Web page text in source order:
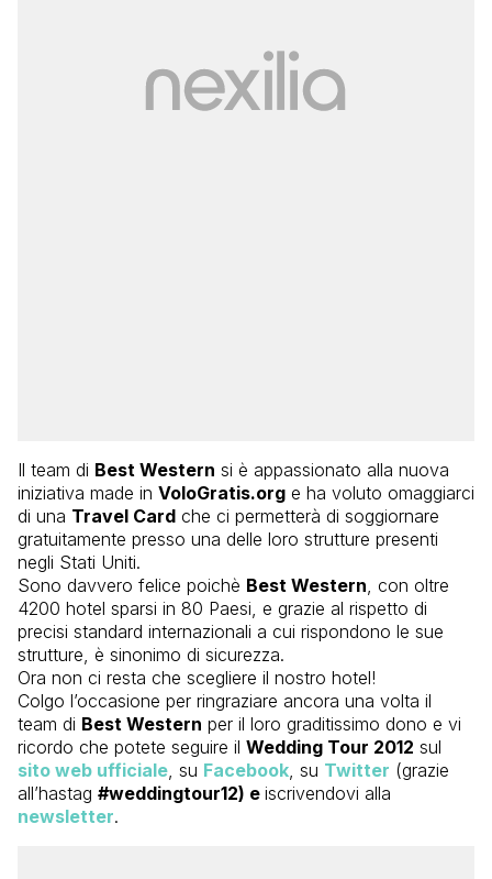
Il team di Best Western si è appassionato alla nuova
iniziativa made in VoloGratis.org e ha voluto omaggiarci
di una Travel Card che ci permetterà di soggiornare
gratuitamente presso una delle loro strutture presenti
negli Stati Uniti.
Sono davvero felice poichè Best Western , con oltre
4200 hotel sparsi in 80 Paesi, e grazie al rispetto di
precisi standard internazionali a cui rispondono le sue
strutture, è sinonimo di sicurezza.
Ora non ci resta che scegliere il nostro hotel!
Colgo l’occasione per ringraziare ancora una volta il
team di Best Western per il loro graditissimo dono e vi
ricordo che potete seguire il Wedding Tour 2012 sul
sito web ufficiale , su Facebook , su Twitter (grazie
all’hastag #weddingtour12) e iscrivendovi alla
newsletter.